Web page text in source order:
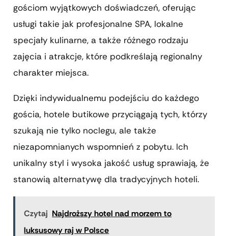
gościom wyjątkowych doświadczeń, oferując
usługi takie jak profesjonalne SPA, lokalne
specjały kulinarne, a także różnego rodzaju
zajęcia i atrakcje, które podkreślają regionalny
charakter miejsca.
Dzięki indywidualnemu podejściu do każdego
gościa, hotele butikowe przyciągają tych, którzy
szukają nie tylko noclegu, ale także
niezapomnianych wspomnień z pobytu. Ich
unikalny styl i wysoka jakość usług sprawiają, że
stanowią alternatywę dla tradycyjnych hoteli.
Czytaj Najdroższy hotel nad morzem to
luksusowy raj w Polsce